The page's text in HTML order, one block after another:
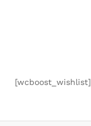
[wcboost_wishlist]